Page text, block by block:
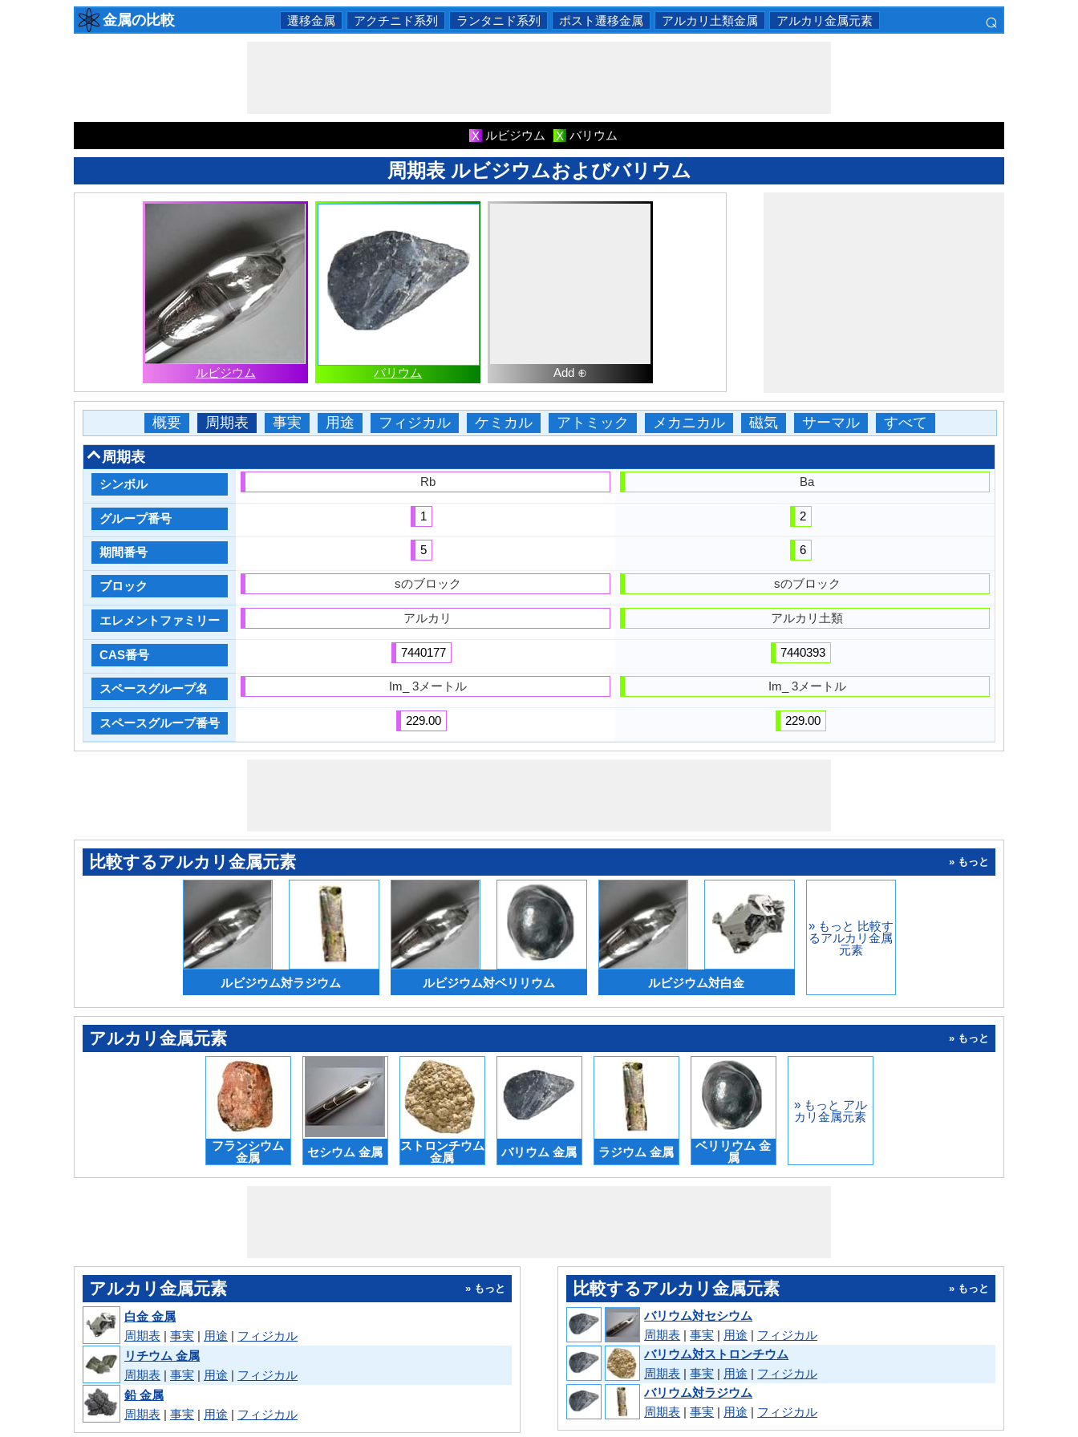
金属の比較 遷移金属 アクチニド系列 ランタニド系列 ポスト遷移金属 アルカリ土類金属 アルカリ金属元素 ⌕
X ルビジウム X バリウム
周期表 ルビジウムおよびバリウム
ルビジウム バリウム Add ⊕
概要 周期表 事実 用途 フィジカル ケミカル アトミック メカニカル 磁気 サーマル すべて
周期表
シンボル
グループ番号
期間番号
ブロック
エレメントファミリー
CAS番号
スペースグループ名
スペースグループ番号
Rb
1
5
sのブロック
アルカリ
7440177
Im_ 3メートル
229.00
Ba
2
6
sのブロック
アルカリ土類
7440393
Im_ 3メートル
229.00
比較するアルカリ金属元素 » もっと
ルビジウム対ラジウム ルビジウム対ベリリウム ルビジウム対白金
» もっと 比較す
るアルカリ金属
元素
アルカリ金属元素 » もっと
フランシウム
金属
セシウム 金属
ストロンチウム
金属
バリウム 金属 ラジウム 金属
ベリリウム 金
属
» もっと アル
カリ金属元素
アルカリ金属元素 » もっと
白金 金属
周期表 | 事実 | 用途 | フィジカル
リチウム 金属
周期表 | 事実 | 用途 | フィジカル
鉛 金属
周期表 | 事実 | 用途 | フィジカル
比較するアルカリ金属元素 » もっと
バリウム対セシウム
周期表 |事実 | 用途 | フィジカル
バリウム対ストロンチウム
周期表 |事実 | 用途 | フィジカル
バリウム対ラジウム
周期表 |事実 | 用途 | フィジカル